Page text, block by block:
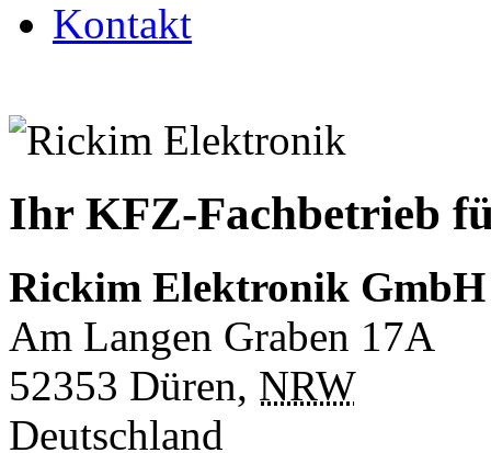
Kontakt
Ihr KFZ-Fachbetrieb
Rickim Elektronik GmbH
Am Langen Graben 17A
52353 Düren, NRW
Deutschland